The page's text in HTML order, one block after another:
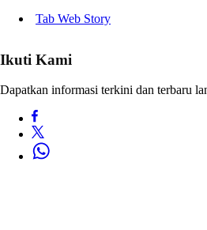
Tab Web Story
Ikuti Kami
Dapatkan informasi terkini dan terbaru